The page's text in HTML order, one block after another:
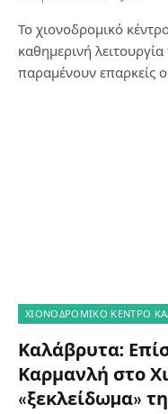
Το χιονοδρομικό
καθημερινή
παραμένουν επαρκείς
ΧΙΟΝΟΔΡΟΜΙΚΟ ΚΕΝΤΡΟ
Καλάβρυτα:
Καρμανλή στο
«ξεκλείδωµα»